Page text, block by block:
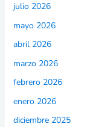
julio 2026
mayo 2026
abril 2026
marzo 2026
febrero 2026
enero 2026
diciembre 2025